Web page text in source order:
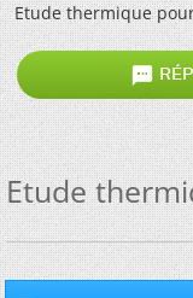
Etude thermique

Etude